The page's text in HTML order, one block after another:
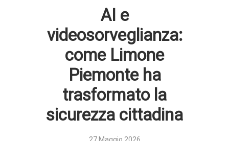
AI e
videosorveglianza:
come Limone
Piemonte ha
trasformato la
sicurezza cittadina